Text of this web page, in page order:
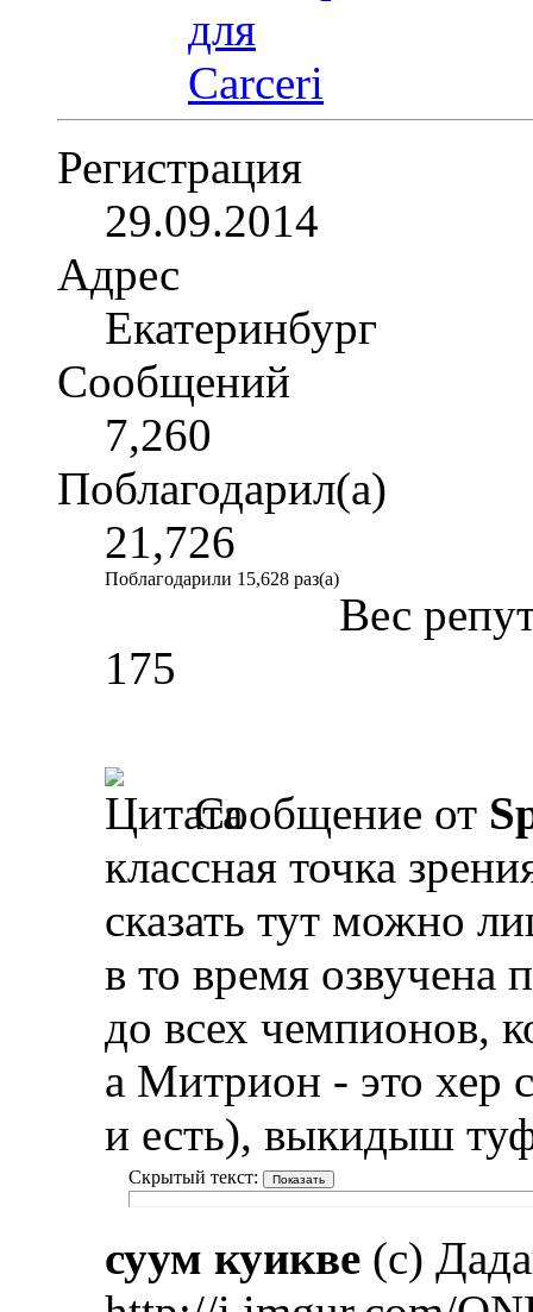
Регистрация
29.09.2014
Адрес
Екатеринбург
Сообщений
7,260
Поблагодарил(а)
21,726
Поблагодарили 15,628 раз(а)
Вес
175
Сообщение от
классная точка
сказать тут можно
в то время озвучена
до всех чемпионов,
а Митрион - это хер
и есть), выкидыш
Скрытый текст:
суум куикве (с)